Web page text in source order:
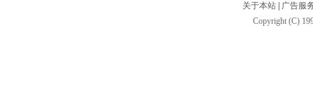
关于本站
广告服
Copyright (C)